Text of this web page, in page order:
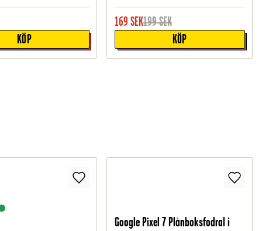
KÖP
169 SEK199SEK
KÖP
Google Pixel 7 Plånboksfodral i